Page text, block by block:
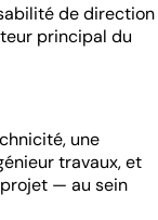
de direction
principal du
une
travaux, et
— au sein